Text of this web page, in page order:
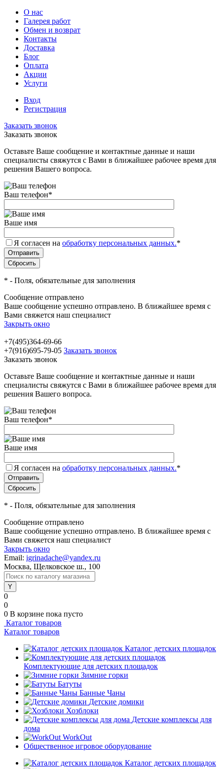
О нас
Галерея работ
Обмен и возврат
Контакты
Доставка
Блог
Оплата
Акции
Услуги
Вход
Регистрация
Заказать звонок
Заказать звонок
Оставьте Ваше сообщение и контактные данные и наши
специалисты свяжутся с Вами в ближайшее рабочее время для
решения Вашего вопроса.
Ваш телефон*
Ваше имя
Я согласен на обработку персональных данных.*
* - Поля, обязательные для заполнения
Сообщение отправлено
Ваше сообщение успешно отправлено. В ближайшее время с
Вами свяжется наш специалист
Закрыть окно
+7(495)364-69-66
+7(916)695-79-05 Заказать звонок
Заказать звонок
Оставьте Ваше сообщение и контактные данные и наши
специалисты свяжутся с Вами в ближайшее рабочее время для
решения Вашего вопроса.
Ваш телефон*
Ваше имя
Я согласен на обработку персональных данных.*
* - Поля, обязательные для заполнения
Сообщение отправлено
Ваше сообщение успешно отправлено. В ближайшее время с
Вами свяжется наш специалист
Закрыть окно
Email: igrinadache@yandex.ru
Москва, Щелковское ш., 100
0
0
0 В корзине пока пусто
Каталог товаров
Каталог товаров
Каталог детских площадок
Комплектующие для детских площадок
Зимние горки
Батуты
Банные Чаны
Детские домики
Хозблоки
Детские комплексы для
дома
WorkOut
Общественное игровое оборудование
Каталог детских площадок